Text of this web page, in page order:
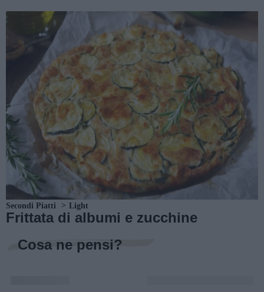
Secondi Piatti Light
Frittata di albumi e zucchine
Cosa ne pensi?